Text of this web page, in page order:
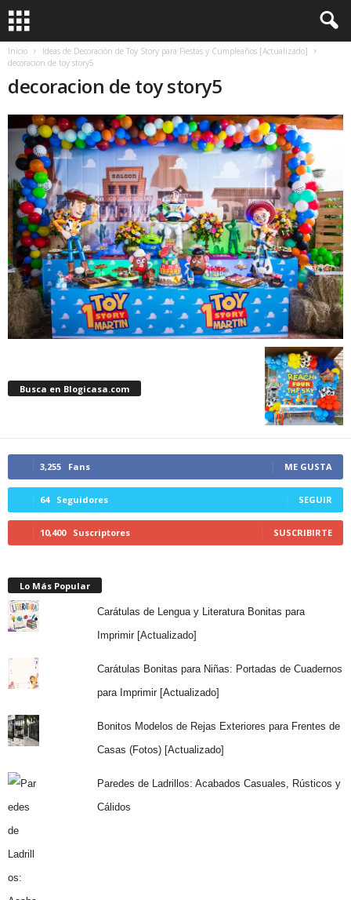
Inicio
Ideas de Decoración de Toy Story para Fiestas y Cumpleaños [Actualizado]
decoracion de toy story5
decoracion de toy story5
Busca en Blogicasa.com
3,255 Fans ME GUSTA
64 Seguidores SEGUIR
10,400 Suscriptores SUSCRIBIRTE
Lo Más Popular
Carátulas de Lengua y Literatura Bonitas para
Imprimir [Actualizado]
Carátulas Bonitas para Niñas: Portadas de Cuadernos
para Imprimir [Actualizado]
Bonitos Modelos de Rejas Exteriores para Frentes de
Casas (Fotos) [Actualizado]
Paredes de Ladrillos: Acabados Casuales, Rústicos y
Cálidos